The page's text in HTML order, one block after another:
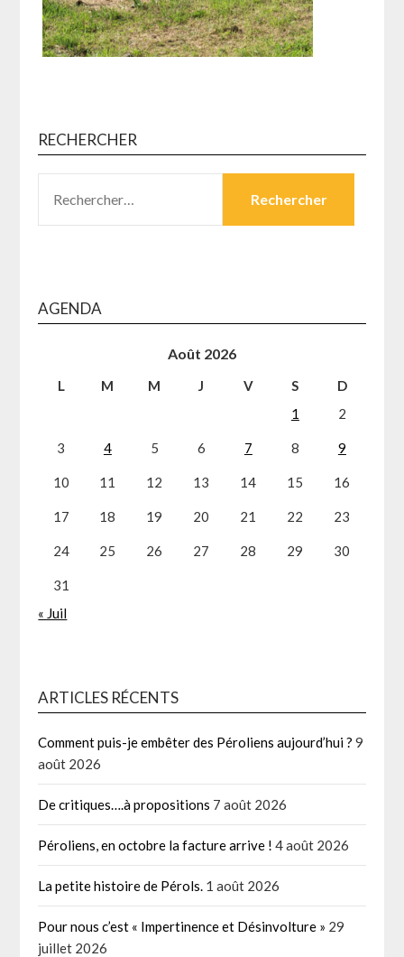
RECHERCHER
AGENDA
Août 2026
L M M J V S
D
1
2
3 4 5 6 7 8 9
10 11 12 13 14 15 16
17 18 19 20 21 22 23
24 25 26 27 28 29 30
31
« Juil
ARTICLES RÉCENTS
Comment puis-je embêter des Péroliens aujourd’hui ? 9
août 2026
De critiques….à propositions 7 août 2026
Péroliens, en octobre la facture arrive ! 4 août 2026
La petite histoire de Pérols. 1 août 2026
Pour nous c’est « Impertinence et Désinvolture » 29
juillet 2026